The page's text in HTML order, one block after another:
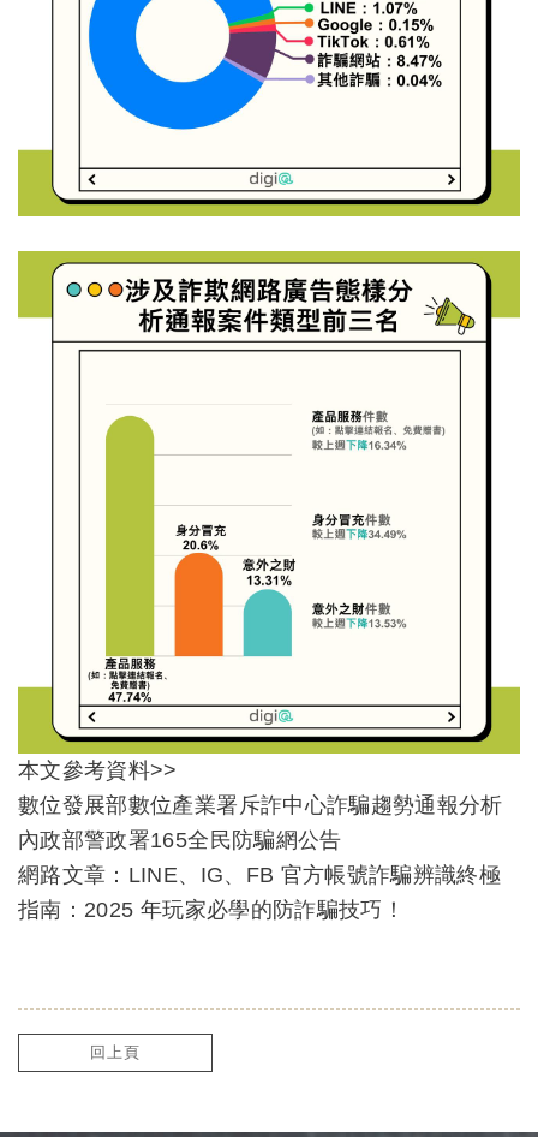
本文參考資料>>
數位發展部數位產業署斥詐中心詐騙趨勢通報分析
內政部警政署165全民防騙網公告
網路文章：LINE、IG、FB 官方帳號詐騙辨識終極
指南：2025 年玩家必學的防詐騙技巧！
回上頁